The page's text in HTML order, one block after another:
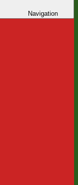
Navigation